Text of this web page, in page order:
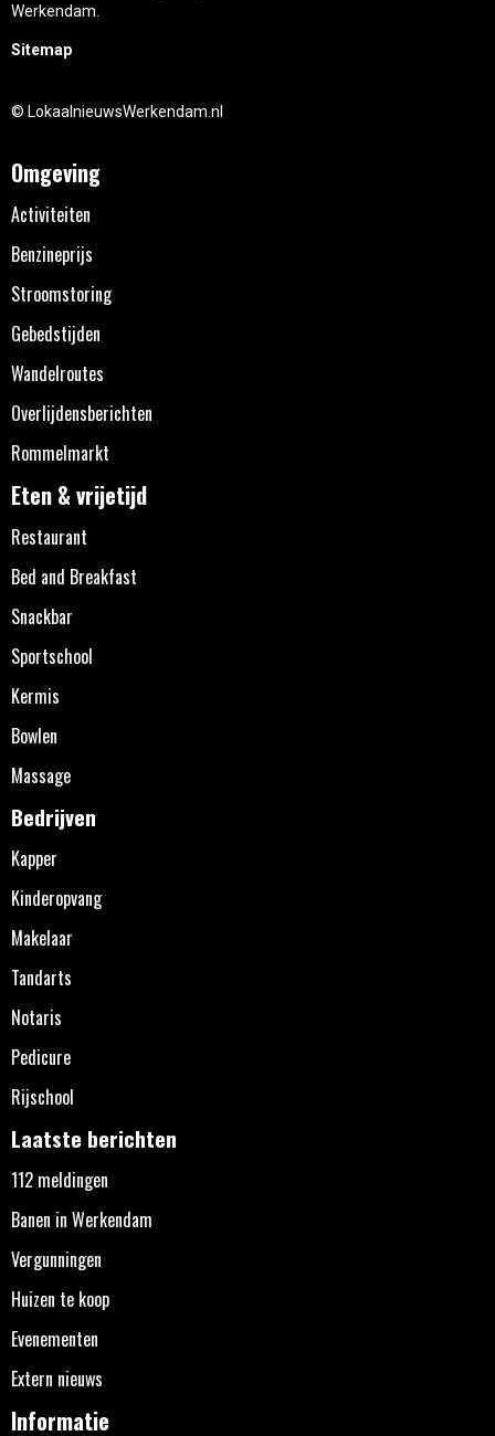
Werkendam.
Sitemap
© LokaalnieuwsWerkendam.nl
Omgeving
Activiteiten
Benzineprijs
Stroomstoring
Gebedstijden
Wandelroutes
Overlijdensberichten
Rommelmarkt
Eten & vrijetijd
Restaurant
Bed and Breakfast
Snackbar
Sportschool
Kermis
Bowlen
Massage
Bedrijven
Kapper
Kinderopvang
Makelaar
Tandarts
Notaris
Pedicure
Rijschool
Laatste berichten
112 meldingen
Banen in Werkendam
Vergunningen
Huizen te koop
Evenementen
Extern nieuws
Informatie